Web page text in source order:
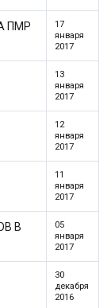
ПМР
17
января
2017
13
января
2017
12
января
2017
11
января
2017
В
05
января
2017
30
декабря
2016